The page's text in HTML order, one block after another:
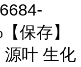
保存】
源叶 生化